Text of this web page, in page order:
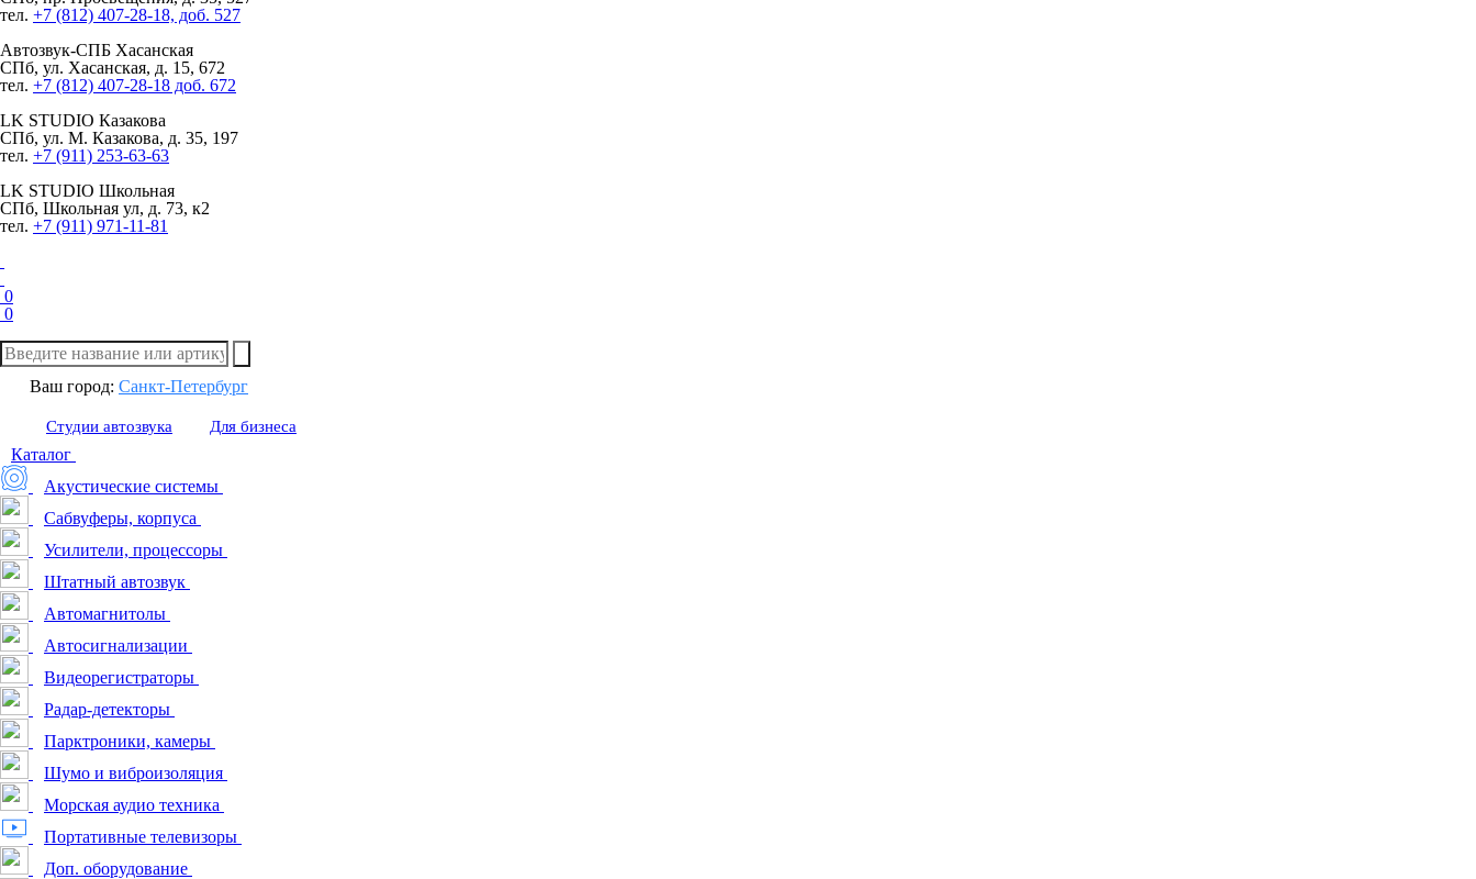
тел. +7 (812) 407-28-18, доб. 527
Автозвук-СПБ Хасанская
СПб, ул. Хасанская, д. 15, 672
тел. +7 (812) 407-28-18 доб. 672
LK STUDIO Казакова
СПб, ул. М. Казакова, д. 35, 197
тел. +7 (911) 253-63-63
LK STUDIO Школьная
СПб, Школьная ул, д. 73, к2
тел. +7 (911) 971-11-81
0
0
Ваш город: Санкт-Петербург
Студии автозвука Для бизнеса
Каталог
Акустические системы
Сабвуферы, корпуса
Усилители, процессоры
Штатный автозвук
Автомагнитолы
Автосигнализации
Видеорегистраторы
Радар-детекторы
Парктроники, камеры
Шумо и виброизоляция
Морская аудио техника
Портативные телевизоры
Доп. оборудование